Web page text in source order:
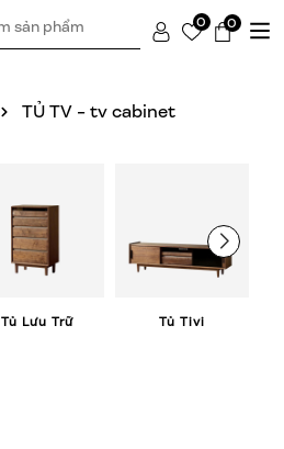
0 0
TỦ TV - tv cabinet
Tủ Lưu Trữ Tủ Tivi